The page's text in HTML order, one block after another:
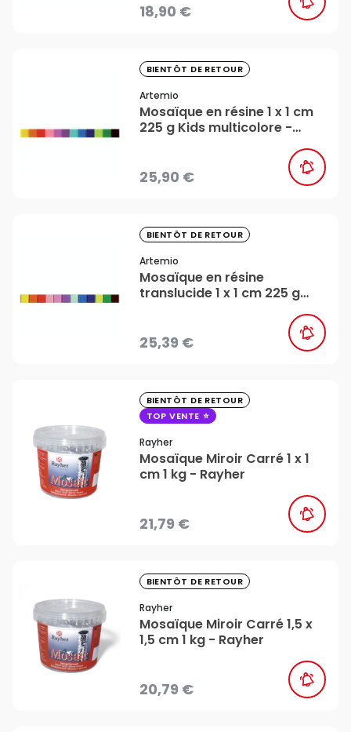
18,90 €
BIENTÔT DE RETOUR
Artemio
Mosaïque en résine 1 x 1 cm
225 g Kids multicolore -
25,90 €
BIENTÔT DE RETOUR
Artemio
Mosaïque en résine
translucide 1 x 1 cm 225 g
25,39 €
BIENTÔT DE RETOUR
TOP VENTE
Rayher
Mosaïque Miroir Carré 1 x 1
cm 1 kg - Rayher
21,79 €
BIENTÔT DE RETOUR
Rayher
Mosaïque Miroir Carré 1,5 x
1,5 cm 1 kg - Rayher
20,79 €